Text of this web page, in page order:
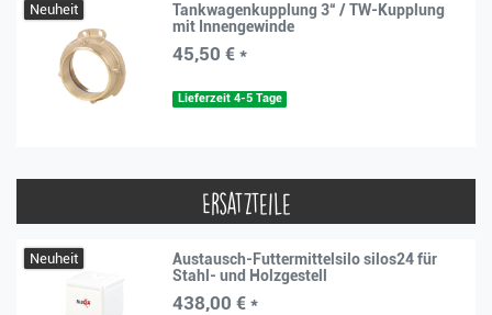
Neuheit
Tankwagenkupplung 3“ / TW-Kupplung
mit Innengewinde
45,50 € *
Lieferzeit 4-5 Tage
Ersatzteile
Neuheit
Austausch-Futtermittelsilo silos24 für
Stahl- und Holzgestell
438,00 € *